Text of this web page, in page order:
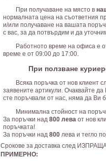
При получаване на място в
нормалната цена на съответния
и/или получаване на вашата
с вас, за да потвърдим и да
Работното време на офиса е
време е от 09:00 до 17:00.
При ползване
Всяка поръчка от нов клиент
заявените артикули. Очаквайте
сте поръчвали от нас, няма да Ви
Минимална стойност на
За поръчки над 800 лева от нов
поръчката!
За поръчки над 800лева и тегло
Срокове за доставка след
ПРИМЕРНО: